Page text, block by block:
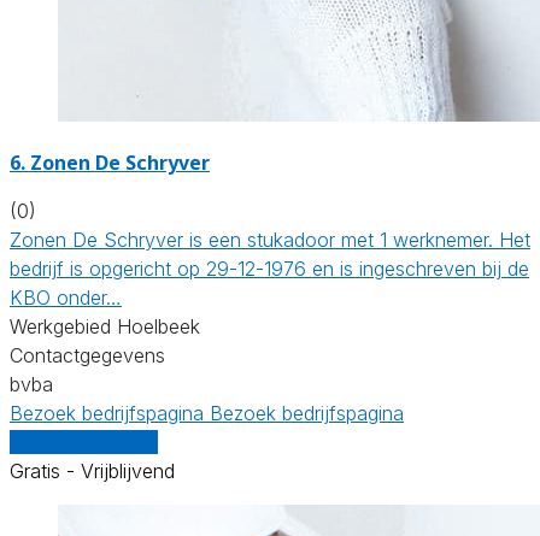
6. Zonen De Schryver
(0)
Zonen De Schryver is een stukadoor met 1 werknemer. Het
bedrijf is opgericht op 29-12-1976 en is ingeschreven bij de
KBO onder…
Werkgebied Hoelbeek
Contactgegevens
bvba
Bezoek bedrijfspagina Bezoek bedrijfspagina
Gratis - Vrijblijvend